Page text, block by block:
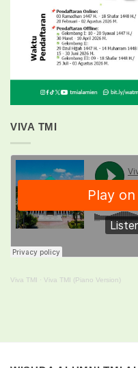
VIVA TMI
Viva TMI · Viva TMI (Piano Version)